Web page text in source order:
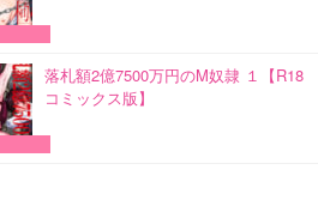
落札額2億7500万円のM奴隷 １【R18
コミックス版】